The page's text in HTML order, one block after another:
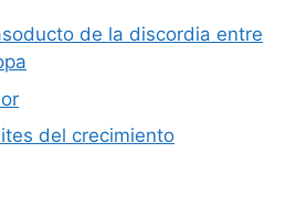
de la discordia entre
del crecimiento